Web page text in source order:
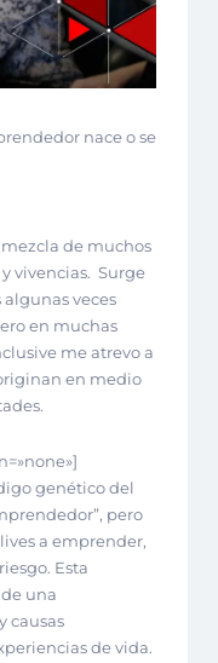
nace o se
de muchos
vivencias. Surge
veces
en muchas
me atrevo a
en medio
genético del
pero
a emprender,
Esta
una
causas
de vida.